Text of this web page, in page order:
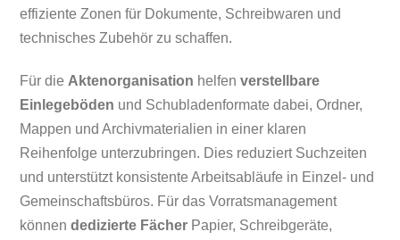
effiziente Zonen für Dokumente, Schreibwaren und
technisches Zubehör zu schaffen.
Für die Aktenorganisation helfenverstellbare
Einlegeböden und Schubladenformate dabei, Ordner,
Mappen und Archivmaterialien in einer klaren
Reihenfolge unterzubringen. Dies reduziert Suchzeiten
und unterstützt konsistente Arbeitsabläufe in Einzel- und
Gemeinschaftsbüros. Für das Vorratsmanagement
könnendedizierte Fächer Papier, Schreibgeräte,